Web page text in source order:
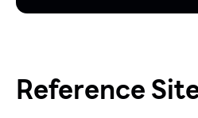
Reference